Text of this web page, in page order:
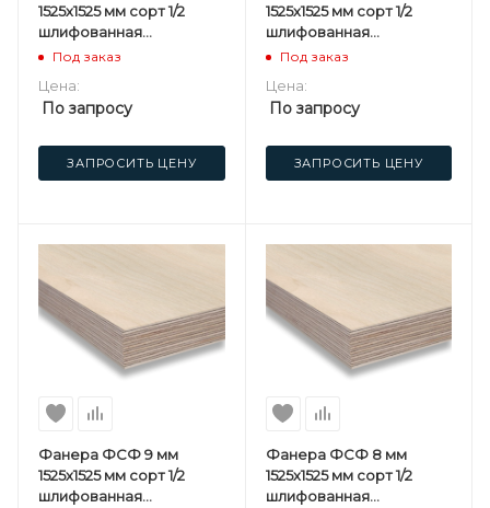
1525х1525 мм сорт 1/2
шлифованная
березовая
Под заказ
Цена:
По запросу
ЗАПРОСИТЬ ЦЕНУ
1525х1525 мм сорт 1/2
шлифованная
березовая
Под заказ
Цена:
По запросу
ЗАПРОСИТЬ ЦЕНУ
Фанера ФСФ 9 мм
1525х1525 мм сорт 1/2
шлифованная
Фанера ФСФ 8 мм
1525х1525 мм сорт 1/2
шлифованная